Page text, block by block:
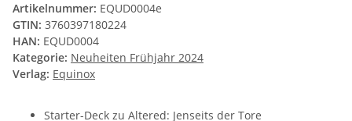
Artikelnummer: EQUD0004e
GTIN: 3760397180224
HAN: EQUD0004
Kategorie: Neuheiten Frühjahr 2024
Verlag: Equinox
Starter-Deck zu Altered: Jenseits der Tore